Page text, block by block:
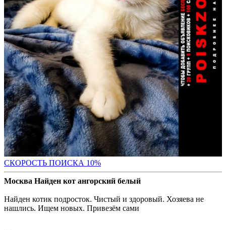
СКОРОСТЬ ПОИСКА 10%
Москва Найден кот ангорский белый
Найден котик подросток. Чистый и здоровый. Хозяева не
нашлись. Ищем новых. Привезём сами